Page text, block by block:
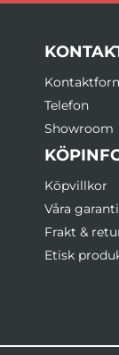
Telefon
Showroom
Köpvillkor
Våra
Frakt &
Etisk